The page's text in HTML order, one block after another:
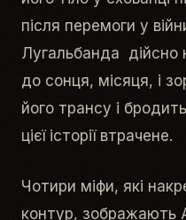
після перемоги у
Лугальбанда дійсно
до сонця, місяця, і
його трансу і
цієї історії втрачене.
Чотири міфи, які
контур, зображають